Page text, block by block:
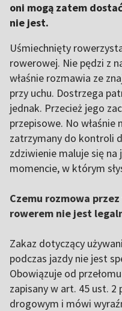
oni mogą zatem
nie jest.
Uśmiechnięty
rowerowej. Nie pędzi z
właśnie rozmawia ze
przy uchu. Dostrzega
jednak. Przecież jego
przepisowe. No właśnie
zatrzymany do kontroli
zdziwienie maluje się
momencie, w którym
Czemu rozmowa
rowerem nie jest
Zakaz dotyczący
podczas jazdy nie jest
Obowiązuje od
zapisany w art. 45 ust.
drogowym i mówi